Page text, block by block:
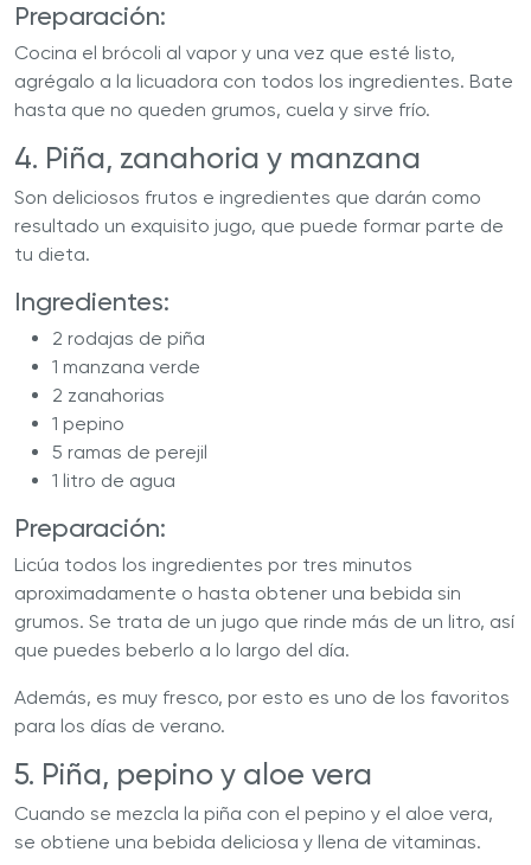
Preparación:
Cocina el brócoli al vapor y una vez que esté listo,
agrégalo a la licuadora con todos los ingredientes. Bate
hasta que no queden grumos, cuela y sirve frío.
4. Piña, zanahoria y manzana
Son deliciosos frutos e ingredientes que darán como
resultado un exquisito jugo, que puede formar parte de
tu dieta.
Ingredientes:
2 rodajas de piña
1 manzana verde
2 zanahorias
1 pepino
5 ramas de perejil
1 litro de agua
Preparación:
Licúa todos los ingredientes por tres minutos
aproximadamente o hasta obtener una bebida sin
grumos. Se trata de un jugo que rinde más de un litro, así
que puedes beberlo a lo largo del día.
Además, es muy fresco, por esto es uno de los favoritos
para los días de verano.
5. Piña, pepino y aloe vera
Cuando se mezcla la piña con el pepino y el aloe vera,
se obtiene una bebida deliciosa y llena de vitaminas.